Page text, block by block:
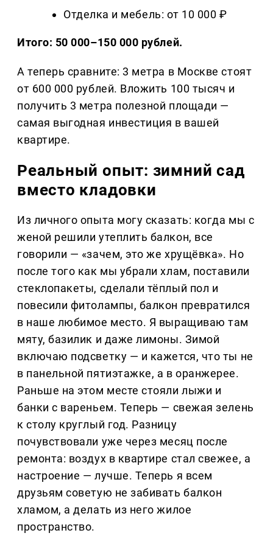
Отделка и мебель: от 10 000 ₽
Итого: 50 000–150 000 рублей.
А теперь сравните: 3 метра в Москве стоят
от 600 000 рублей. Вложить 100 тысяч и
получить 3 метра полезной площади —
самая выгодная инвестиция в вашей
квартире.
Реальный опыт: зимний сад
вместо кладовки
Из личного опыта могу сказать: когда мы с
женой решили утеплить балкон, все
говорили — «зачем, это же хрущёвка». Но
после того как мы убрали хлам, поставили
стеклопакеты, сделали тёплый пол и
повесили фитолампы, балкон превратился
в наше любимое место. Я выращиваю там
мяту, базилик и даже лимоны. Зимой
включаю подсветку — и кажется, что ты не
в панельной пятиэтажке, а в оранжерее.
Раньше на этом месте стояли лыжи и
банки с вареньем. Теперь — свежая зелень
к столу круглый год. Разницу
почувствовали уже через месяц после
ремонта: воздух в квартире стал свежее, а
настроение — лучше. Теперь я всем
друзьям советую не забивать балкон
хламом, а делать из него жилое
пространство.